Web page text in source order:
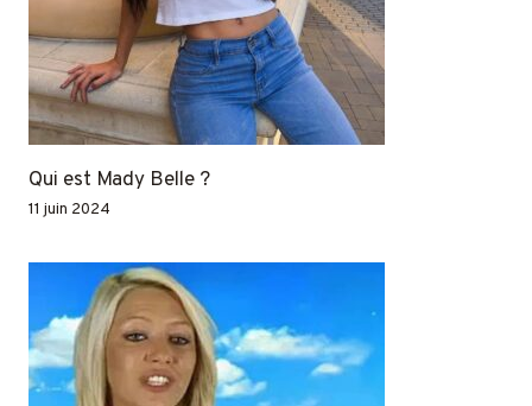
Qui est Mady Belle ?
11 juin 2024